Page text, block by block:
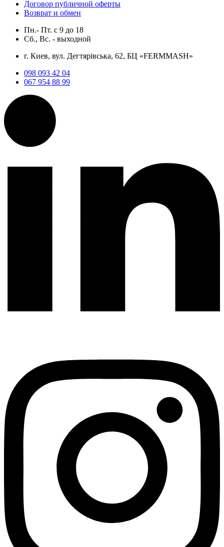
Договор публичной оферты
Возврат и обмен
Пн.- Пт. с 9 до 18
Сб., Вс. - выходной
г. Киев, вул. Дегтярівська, 62, БЦ «FERMMASH»
098 093 42 04
067 954 88 99